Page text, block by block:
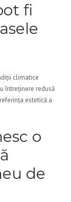
fi
climatice
întreținere redusă
estetică a
o
de